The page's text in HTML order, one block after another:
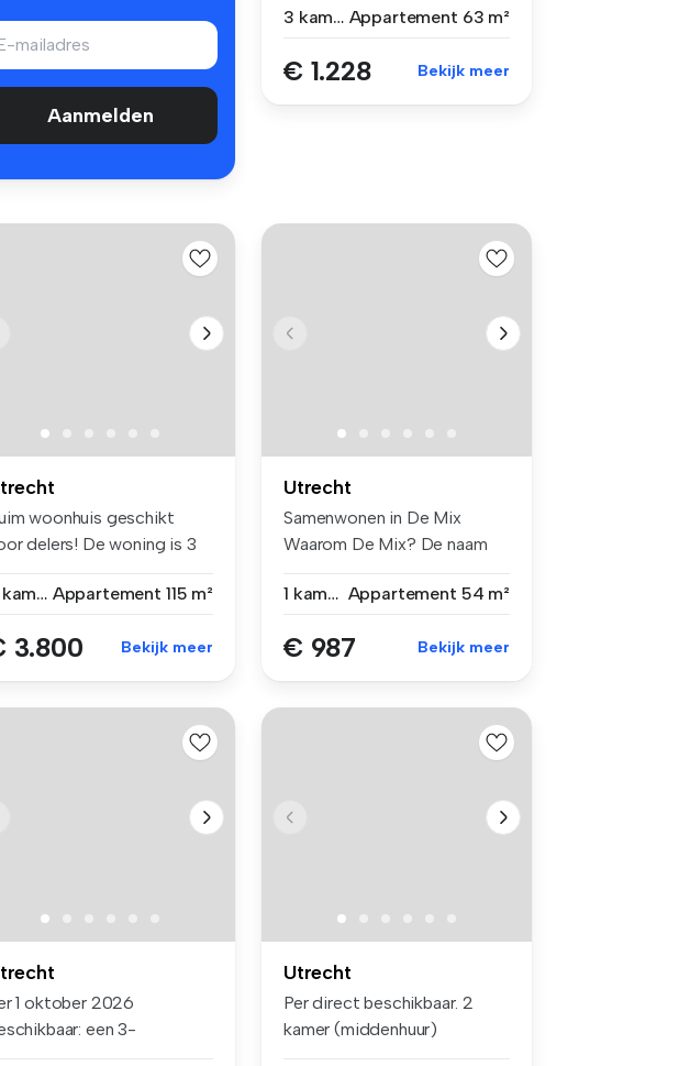
Aanmelden
3 kamers Appartement 63 m²
€ 1.228 Bekijk meer
woonhuis geschikt
delers! De woning is 3
6 kamers Appartement 115 m²
3.800 Bekijk meer
Utrecht
Samenwonen in De Mix
Waarom De Mix? De naam
1 kamer Appartement 54 m²
€ 987 Bekijk meer
1 oktober 2026
een 3-
Utrecht
Per direct beschikbaar. 2
kamer (middenhuur)